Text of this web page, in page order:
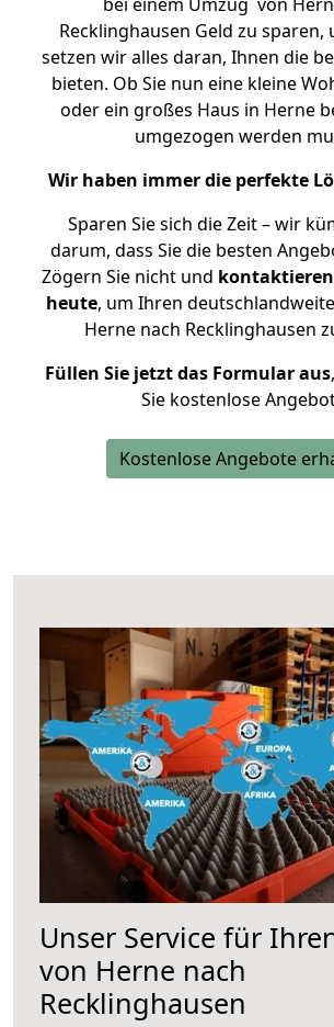
Recklinghausen Geld zu sparen,
setzen wir alles daran, Ihnen die
bieten. Ob Sie nun eine kleine
oder ein großes Haus in Herne
umgezogen werden
Wir haben immer die perfekte
Sparen Sie sich die Zeit – wir
darum, dass Sie die besten
Zögern Sie nicht und kontaktieren
heute, um Ihren
Herne nach Recklinghausen
Füllen Sie jetzt das Formular aus
Sie kostenlose
Kostenlose Angebote
Unser Service für
von Herne nach
Recklinghausen